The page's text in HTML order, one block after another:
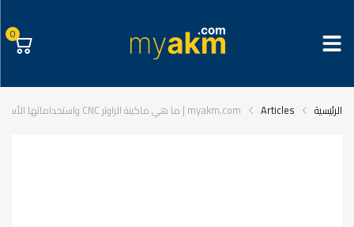
0
الرئيسية Articles myakm.com | ما هي ماكينة الراوتر CNC واستخداماتها الأساسية